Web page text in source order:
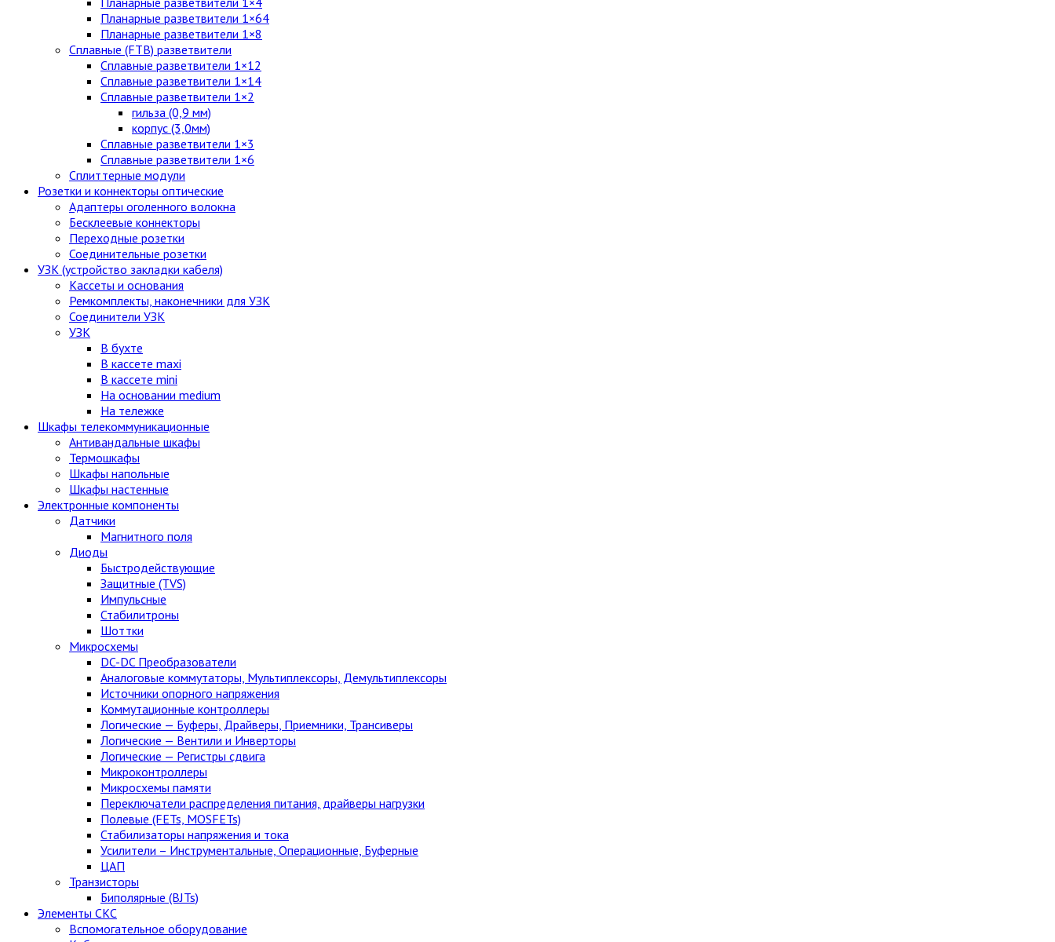
Планарные разветвители 1×64
Планарные разветвители 1×8
Сплавные (FTB) разветвители
Сплавные разветвители 1×12
Сплавные разветвители 1×14
Сплавные разветвители 1×2
гильза (0,9 мм)
корпус (3,0мм)
Сплавные разветвители 1×3
Сплавные разветвители 1×6
Сплиттерные модули
Розетки и коннекторы оптические
Адаптеры оголенного волокна
Бесклеевые коннекторы
Переходные розетки
Соединительные розетки
УЗК (устройство закладки кабеля)
Кассеты и основания
Ремкомплекты, наконечники для УЗК
Соединители УЗК
УЗК
В бухте
В кассете maxi
В кассете mini
На основании medium
На тележке
Шкафы телекоммуникационные
Антивандальные шкафы
Термошкафы
Шкафы напольные
Шкафы настенные
Электронные компоненты
Датчики
Магнитного поля
Диоды
Быстродействующие
Защитные (TVS)
Импульсные
Стабилитроны
Шоттки
Микросхемы
DC-DC Преобразователи
Аналоговые коммутаторы, Мультиплексоры, Демультиплексоры
Источники опорного напряжения
Коммутационные контроллеры
Логические — Буферы, Драйверы, Приемники, Трансиверы
Логические — Вентили и Инверторы
Логические — Регистры сдвига
Микроконтроллеры
Микросхемы памяти
Переключатели распределения питания, драйверы нагрузки
Полевые (FETs, MOSFETs)
Стабилизаторы напряжения и тока
Усилители – Инструментальные, Операционные, Буферные
ЦАП
Транзисторы
Биполярные (BJTs)
Элементы СКС
Вспомогательное оборудование